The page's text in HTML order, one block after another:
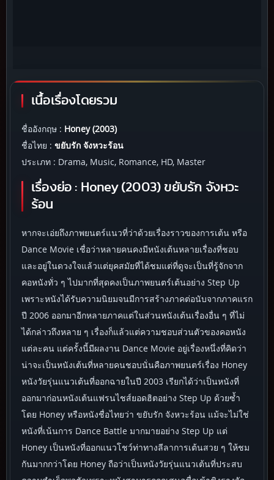
เนื้อเรื่องโดยรวม
ชื่ออังกฤษ : Honey (2003)
ชื่อไทย : ขยับรัก จังหวะร้อน
ประเภท : Drama, Music, Romance, HD, Master
เรื่องย่อ : Honey (2003) ขยับรัก จังหวะ
ร้อน
หากจะเอ่ยถึงภาพยนตร์แนวที่ว่าด้วยเรื่องราวของการเต้น หรือ
Dance Movie เชื่อว่าหลายคนคงมีหนังเต้นหลายเรื่องที่ชอบ
และอยู่ในดวงใจแล้วแต่ยุคสมัยที่ได้ชมแต่ที่ดูจะเป็นที่รู้จักจาก
คอหนังทั่ว ๆ ไปมากที่สุดคงเป็นภาพยนตร์เต้นอย่าง Step Up
เพราะหนังได้รับความนิยมจนมีการสร้างภาคต่อนับจากภาคแรก
ปี 2006 ออกมาอีกหลายภาคแต่ในส่วนหนังเต้นเรื่องอื่น ๆ ที่ไม่
ได้กล่าวถึงหลาย ๆ เรื่องก็แล้วแต่ความชอบส่วนตัวของคอหนัง
แต่ละคน แต่ครั้งนี้มีผลงาน Dance Movie อยู่เรื่องหนึ่งที่คิดว่า
น่าจะเป็นหนังเต้นที่หลายคนชอบนั่นคือภาพยนตร์เรื่อง Honey
หนังวัยรุ่นแนวเต้นที่ออกฉายในปี 2003 เรียกได้ว่าเป็นหนังที่
ออกมาก่อนหนังเต้นแฟรนไชส์ยอดฮิตอย่าง Step Up ด้วยซ้ำ
โดย Honey หรือหนังชื่อไทยว่า ขยับรัก จังหวะร้อน แม้จะไม่ใช่
หนังที่เน้นการ Dance Battle มากมายอย่าง Step Up แต่
Honey เป็นหนังที่ออกแนวโชว์ท่าทางลีลาการเต้นสวย ๆ ให้ชม
กันมากกว่าโดย Honey ถือว่าเป็นหนังวัยรุ่นแนวเต้นที่ประสบ